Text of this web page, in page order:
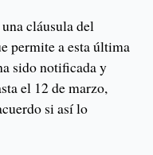
cláusula del
permite a esta última
sido notificada y
el 12 de marzo,
si así lo